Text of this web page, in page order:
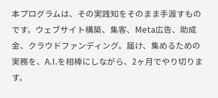
本プログラムは、その実践知をそのまま手渡すもの
です。ウェブサイト構築、集客、Meta広告、助成
金、クラウドファンディング。届け、集めるための
実務を、A.I.を相棒にしながら、2ヶ月でやり切りま
す。